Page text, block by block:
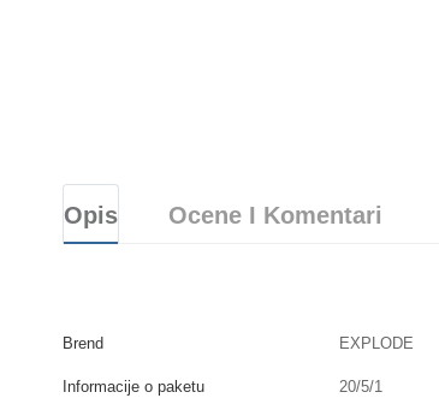
Opis Ocene I Komentari
Brend EXPLODE
Informacije o paketu 20/5/1